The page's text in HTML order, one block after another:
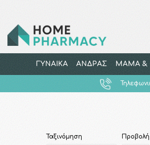
ΓΥΝΑΙΚΑ ΑΝΔΡΑΣ ΜΑΜΑ &
Ταξινόμηση Προβολή